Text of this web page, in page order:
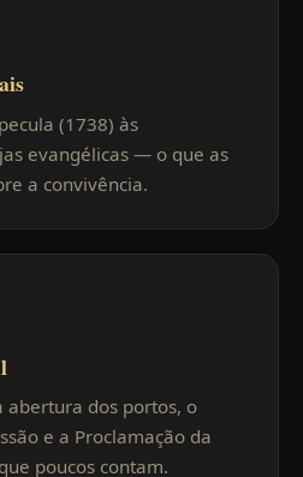
(1738) às
evangélicas — o que as
a convivência.
abertura dos portos, o
e a Proclamação da
poucos contam.